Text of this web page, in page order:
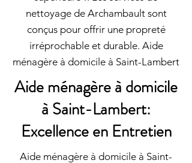
nettoyage de Archambault sont
conçus pour offrir une propreté
irréprochable et durable. Aide
ménagère à domicile à Saint-Lambert
Aide ménagère à domicile
à Saint-Lambert:
Excellence en Entretien
Aide ménagère à domicile à Saint-